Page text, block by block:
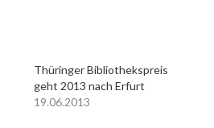
Thüringer Bibliothekspreis
geht 2013 nach Erfurt
19.06.2013